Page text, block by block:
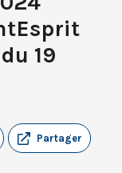
19
Partager